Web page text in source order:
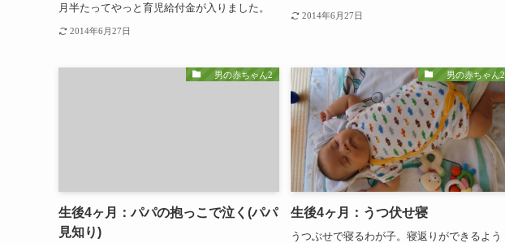
月半たってやっと育児給付金が入りました。
2014年6月27日
2014年6月27日
男の赤ちゃん2
生後4ヶ月：パパの抱っこで泣く(パパ
見知り)
男の赤ちゃん2
生後4ヶ月：うつ伏せ寝
うつぶせで寝るわが子。寝返りができるよう